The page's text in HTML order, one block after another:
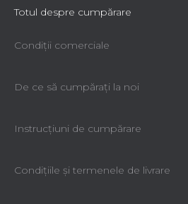
Totul despre cumpărare
Condiții comerciale
De ce să cumpăraţi la noi
Instrucțiuni de cumpărare
Condiţiile şi termenele de livrare